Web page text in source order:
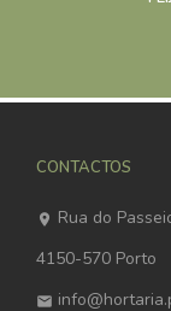
CONTACTOS
Rua do
4150-570 Porto